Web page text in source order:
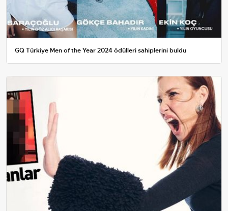
GQ Türkiye Men of the Year 2024 ödülleri sahiplerini buldu